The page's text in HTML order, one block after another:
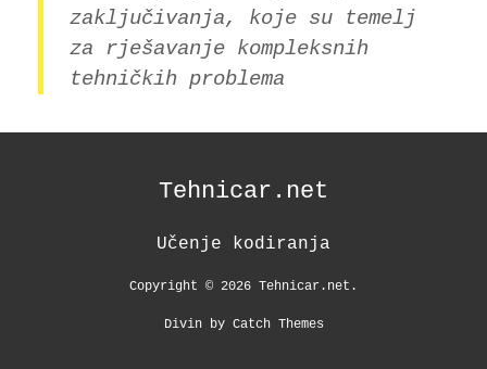
zaključivanja, koje su temelj
za rješavanje kompleksnih
tehničkih problema
Tehnicar.net
Učenje kodiranja
Copyright © 2026 Tehnicar.net .
Divin by Catch Themes